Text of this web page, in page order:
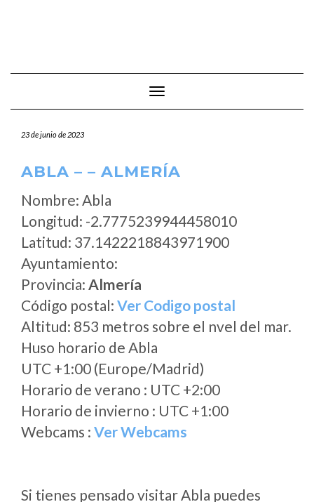
Cambiar modo de navegación
23 de junio de 2023
ABLA – – ALMERÍA
Nombre: Abla
Longitud: -2.7775239944458010
Latitud: 37.1422218843971900
Ayuntamiento:
Provincia: Almería
Código postal: Ver Codigo postal
Altitud: 853 metros sobre el nvel del mar.
Huso horario de Abla
UTC +1:00 (Europe/Madrid)
Horario de verano : UTC +2:00
Horario de invierno : UTC +1:00
Webcams : Ver Webcams
Si tienes pensado visitar Abla puedes